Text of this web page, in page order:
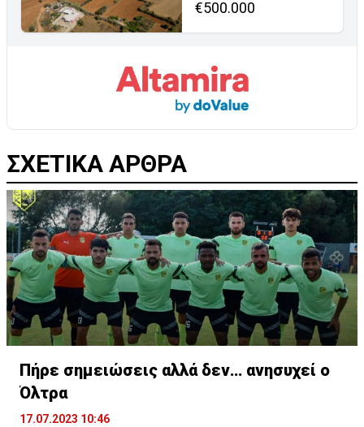
€500.000
ΣΧΕΤΙΚΑ ΑΡΘΡΑ
Πήρε σημειώσεις αλλά δεν… ανησυχεί ο
Όλτρα
17.07.2023 10:46